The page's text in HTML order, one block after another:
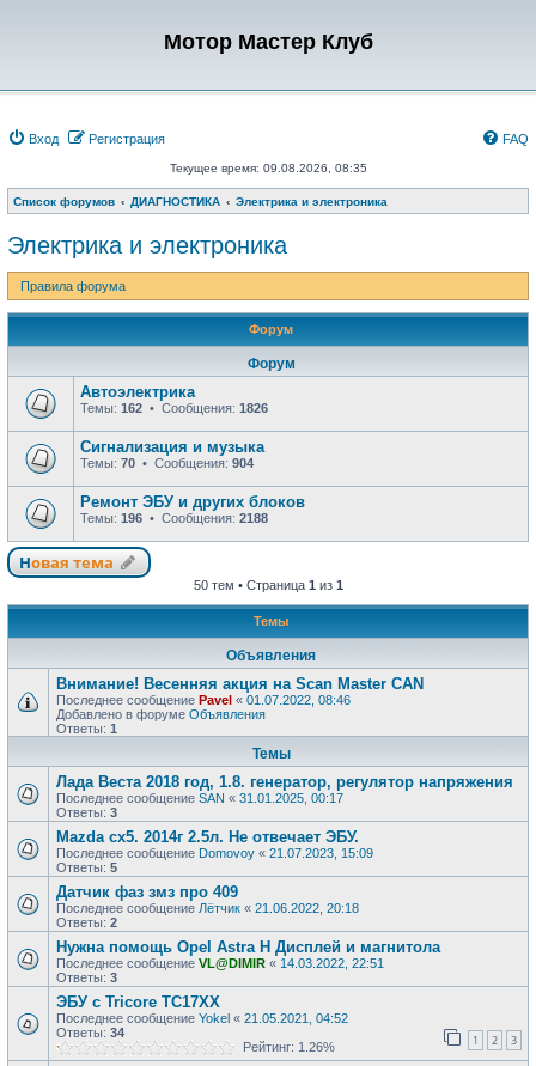
Мотор Мастер Клуб
Вход Регистрация FAQ
Текущее время: 09.08.2026, 08:35
Список форумов ДИАГНОСТИКА Электрика и электроника
Электрика и электроника
Правила форума
Форум
Форум
Автоэлектрика
Темы: 162 • Сообщения: 1826
Сигнализация и музыка
Темы: 70 • Сообщения: 904
Ремонт ЭБУ и других блоков
Темы: 196 • Сообщения: 2188
Новая тема
50 тем • Страница 1 из 1
Темы
Объявления
Внимание! Весенняя акция на Scan Master CAN
Последнее сообщение Pavel « 01.07.2022, 08:46
Добавлено в форуме Объявления
Ответы: 1
Темы
Лада Веста 2018 год, 1.8. генератор, регулятор напряжения
Последнее сообщение SAN « 31.01.2025, 00:17
Ответы: 3
Mazda cx5. 2014г 2.5л. Не отвечает ЭБУ.
Последнее сообщение Domovoy « 21.07.2023, 15:09
Ответы: 5
Датчик фаз змз про 409
Последнее сообщение Лётчик « 21.06.2022, 20:18
Ответы: 2
Нужна помощь Opel Astra H Дисплей и магнитола
Последнее сообщение VL@DIMIR « 14.03.2022, 22:51
Ответы: 3
ЭБУ с Tricore TC17ХХ
Последнее сообщение Yokel « 21.05.2021, 04:52
Ответы: 34 1 2 3
Рейтинг: 1.26%